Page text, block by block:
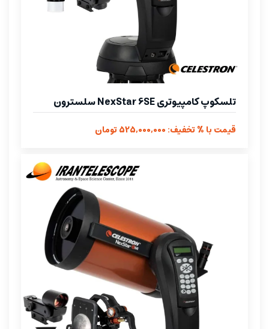
تلسکوپ کامپیوتری NexStar 6SE سلسترون
قیمت با % تخفیف: 525,000,000 تومان